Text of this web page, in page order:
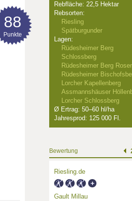
88
Punkte
Rebfläche: 22,5 Hektar
Rebsorten:
Riesling
Spätburgunder
Lagen:
Rüdesheimer Berg
Schlossberg
Rüdesheimer Berg
Rüdesheimer
Lorcher Kapellenberg
Assmannshäuser
Lorcher Schlossberg
Ø Ertrag: 50–60 hl/ha
Jahresprod: 125 000 Fl.
Bewertung
Riesling.de
Gault Millau